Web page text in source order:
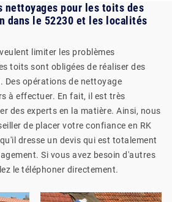
nettoyages pour les toits des
dans le 52230 et les localités
limiter les problèmes
toits sont obligées de réaliser des
Des opérations de nettoyage
à effectuer. En fait, il est très
des experts en la matière. Ainsi, nous
de placer votre confiance en RK
dresse un devis qui est totalement
Si vous avez besoin d'autres
le téléphoner directement.